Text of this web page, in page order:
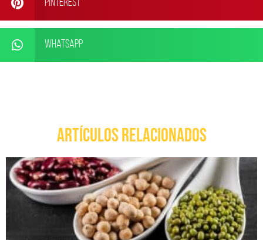
Pinterest
WhatsApp
ARTÍCULOS RELACIONADOS